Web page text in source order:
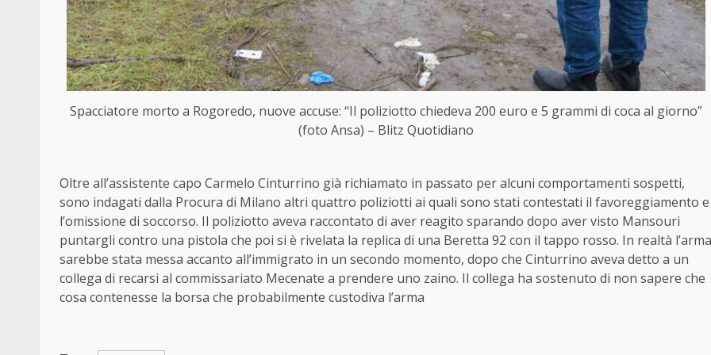
Spacciatore morto a Rogoredo, nuove accuse: “Il poliziotto chiedeva 200 euro e 5 grammi di coca al giorno”
(foto Ansa) – Blitz Quotidiano
Oltre all’assistente capo Carmelo Cinturrino già richiamato in passato per alcuni comportamenti sospetti,
sono indagati dalla Procura di Milano altri quattro poliziotti ai quali sono stati contestati il favoreggiamento e
l’omissione di soccorso. Il poliziotto aveva raccontato di aver reagito sparando dopo aver visto Mansouri
puntargli contro una pistola che poi si è rivelata la replica di una Beretta 92 con il tappo rosso. In realtà l’arma
sarebbe stata messa accanto all’immigrato in un secondo momento, dopo che Cinturrino aveva detto a un
collega di recarsi al commissariato Mecenate a prendere uno zaino. Il collega ha sostenuto di non sapere che
cosa contenesse la borsa che probabilmente custodiva l’arma